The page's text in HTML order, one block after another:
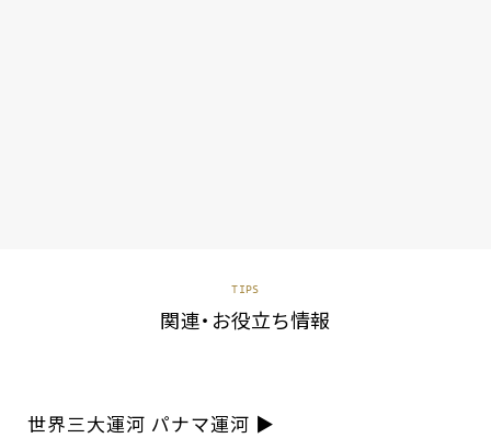
TIPS
関連・お役立ち情報
世界三大運河 パナマ運河 ▶︎